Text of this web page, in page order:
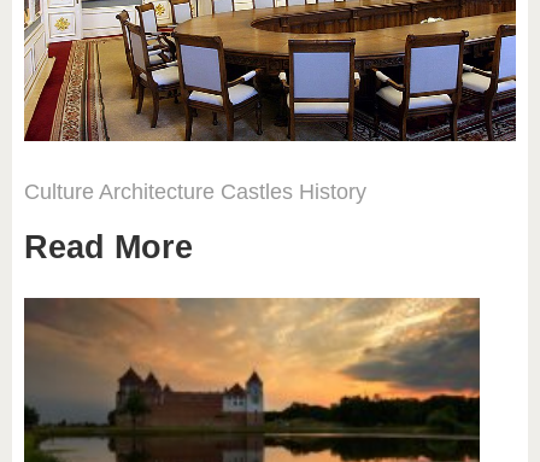
Culture Architecture Castles History
Read More